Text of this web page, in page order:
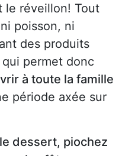
le réveillon! Tout
poisson, ni
des produits
permet donc
à toute la famille
période axée sur
dessert, piochez